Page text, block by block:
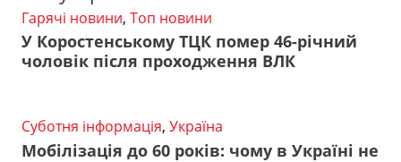
Гарячі новини, Топ новини
У Коростенському ТЦК помер 46-річний
чоловік після проходження ВЛК
Суботня інформація, Україна
Мобілізація до 60 років: чому в Україні не